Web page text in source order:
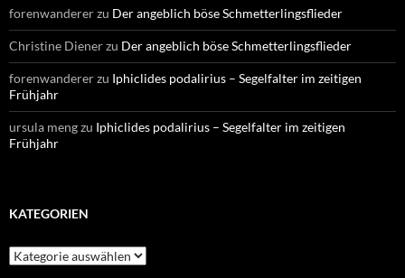
forenwandererzu Der angeblich böse Schmetterlingsflieder
Christine Dienerzu Der angeblich böse Schmetterlingsflieder
forenwandererzu Iphiclides podalirius – Segelfalter im zeitigen
Frühjahr
ursula mengzu Iphiclides podalirius – Segelfalter im zeitigen
Frühjahr
KATEGORIEN
Kategorien